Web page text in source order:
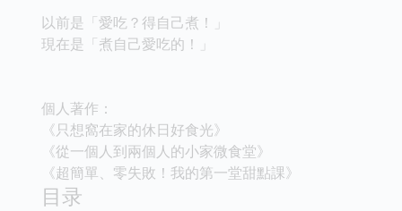
以前是「愛吃？得自己煮！」
現在是「煮自己愛吃的！」
個人著作：
《只想窩在家的休日好食光》
《從一個人到兩個人的小家微食堂》
《超簡單、零失敗！我的第一堂甜點課》
目录